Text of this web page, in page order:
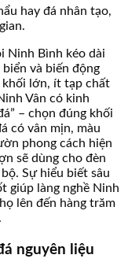
hay đá nhân tạo,
Ninh Bình kéo dài
và biến động
khối lớn, ít tạp chất
Vân có kinh
– chọn đúng khối
có vân mịn, màu
phong cách hiện
sẽ dùng cho đèn
Sự hiểu biết sâu
giúp làng nghề Ninh
lên đến hàng trăm
nguyên liệu